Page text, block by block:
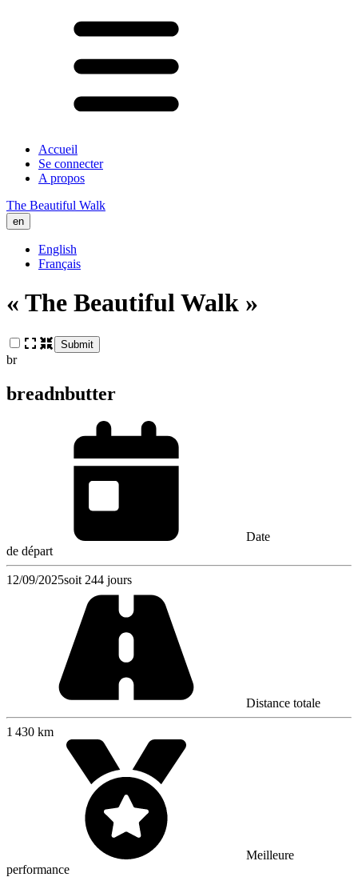
Accueil
Se connecter
A propos
The Beautiful Walk
en
English
Français
« The Beautiful Walk »
Submit
br
breadnbutter
Date
de départ
12/09/2025soit 244 jours
Distance totale
1 430 km
Meilleure
performance